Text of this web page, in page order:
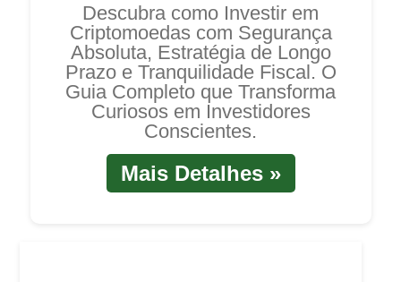
Descubra como Investir em
Criptomoedas com Segurança
Absoluta, Estratégia de Longo
Prazo e Tranquilidade Fiscal. O
Guia Completo que Transforma
Curiosos em Investidores
Conscientes.
Mais Detalhes »